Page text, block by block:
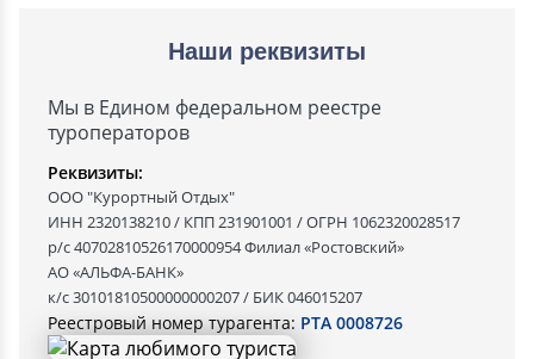
Наши реквизиты
Мы в Едином федеральном реестре
туроператоров
Реквизиты:
ООО "Курортный Отдых"
ИНН 2320138210 / КПП 231901001 / ОГРН 1062320028517
р/с 40702810526170000954 Филиал «Ростовский»
АО «АЛЬФА-БАНК»
к/с 30101810500000000207 / БИК 046015207
Реестровый номер турагента: РТА 0008726